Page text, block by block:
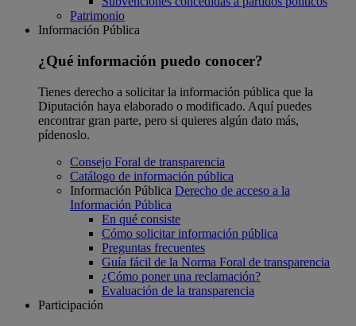
Patrimonio
Información Pública
¿Qué información puedo conocer?
Tienes derecho a solicitar la información pública que la
Diputación haya elaborado o modificado. Aquí puedes
encontrar gran parte, pero si quieres algún dato más,
pídenoslo.
Consejo Foral de transparencia
Catálogo de información pública
Información Pública Derecho de acceso a la
Información Pública
En qué consiste
Cómo solicitar información pública
Preguntas frecuentes
Guía fácil de la Norma Foral de transparencia
¿Cómo poner una reclamación?
Evaluación de la transparencia
Participación